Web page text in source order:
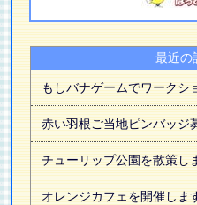
最近の
もしバナゲームでワークシ
赤い羽根ご当地ピンバッジ
チューリップ公園を散策し
オレンジカフェを開催しま